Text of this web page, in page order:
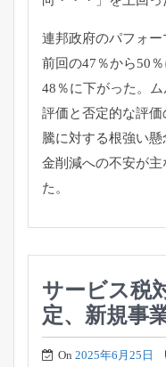
連邦政府のパフォ
前回の47％から50
48％に下がった。
評価と否定的な評価
騰に対する根強い懸
金削減への不安が
た。
サービス税
定、新規事
On 2025年6月25日